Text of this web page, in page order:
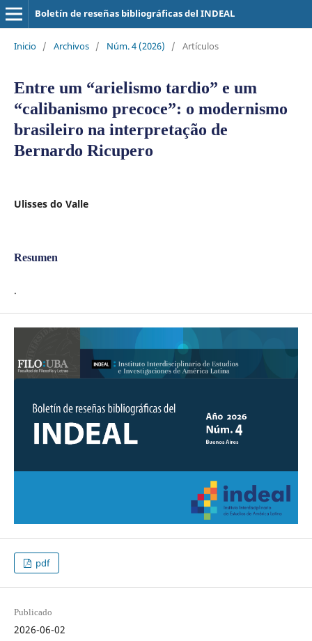
Boletín de reseñas bibliográficas del INDEAL
Inicio / Archivos / Núm. 4 (2026) / Artículos
Entre um “arielismo tardio” e um
“calibanismo precoce”: o modernismo
brasileiro na interpretação de
Bernardo Ricupero
Ulisses do Valle
Resumen
.
pdf
Publicado
2026-06-02